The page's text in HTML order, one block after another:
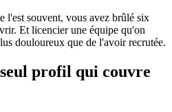
l'est souvent, vous avez brûlé six
Et licencier une équipe qu'on
douloureux que de l'avoir recrutée.
profil qui couvre